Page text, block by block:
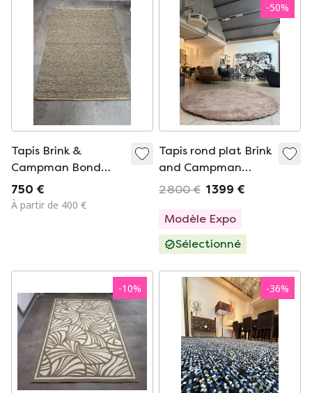
Tapis Brink &
Campman Bond
170x240 cm Laine
rouille/gris
750 €
À partir de 400 €
-50%
Tapis rond plat Brink
and Campman
Longbarn NEUF
2 800 € 1 399 €
Modèle Expo
Sélectionné
-10% -36%